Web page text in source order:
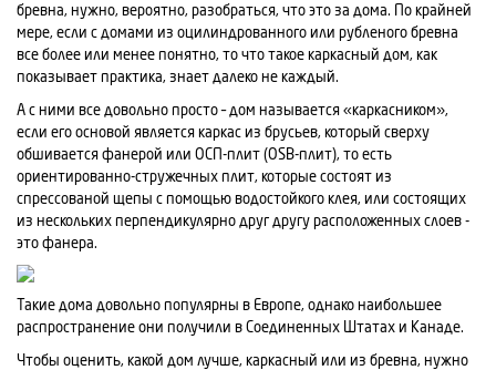
бревна, нужно, вероятно, разобраться, что это за дома. По крайней
мере, если с домами из оцилиндрованного или рубленого бревна
все более или менее понятно, то что такое каркасный дом, как
показывает практика, знает далеко не каждый.
А с ними все довольно просто – дом называется «каркасником»,
если его основой является каркас из брусьев, который сверху
обшивается фанерой или ОСП-плит (OSB-плит), то есть
ориентированно-стружечных плит, которые состоят из
спрессованой щепы с помощью водостойкого клея, или состоящих
из нескольких перпендикулярно друг другу расположенных слоев -
это фанера.
Такие дома довольно популярны в Европе, однако наибольшее
распространение они получили в Соединенных Штатах и Канаде.
Чтобы оценить, какой дом лучше, каркасный или из бревна, нужно